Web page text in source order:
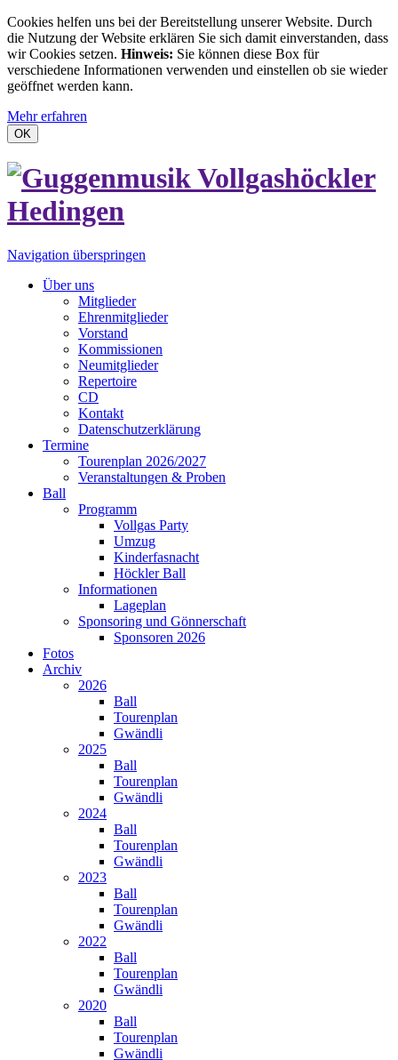
Cookies helfen uns bei der Bereitstellung unserer Website. Durch
die Nutzung der Website erklären Sie sich damit einverstanden, dass
wir Cookies setzen. Hinweis: Sie können diese Box für
verschiedene Informationen verwenden und einstellen ob sie wieder
geöffnet werden kann.
Mehr erfahren
OK
Navigation überspringen
Über uns
Mitglieder
Ehrenmitglieder
Vorstand
Kommissionen
Neumitglieder
Repertoire
CD
Kontakt
Datenschutzerklärung
Termine
Tourenplan 2026/2027
Veranstaltungen & Proben
Ball
Programm
Vollgas Party
Umzug
Kinderfasnacht
Höckler Ball
Informationen
Lageplan
Sponsoring und Gönnerschaft
Sponsoren 2026
Fotos
Archiv
2026
Ball
Tourenplan
Gwändli
2025
Ball
Tourenplan
Gwändli
2024
Ball
Tourenplan
Gwändli
2023
Ball
Tourenplan
Gwändli
2022
Ball
Tourenplan
Gwändli
2020
Ball
Tourenplan
Gwändli